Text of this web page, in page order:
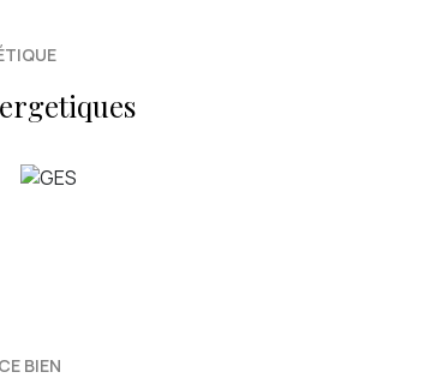
BIEN